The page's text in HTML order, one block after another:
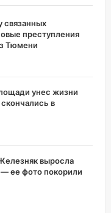
связанных
преступления
Тюмени
унес жизни
в
выросла
ее фото покорили